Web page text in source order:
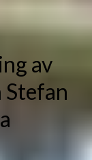
av
Stefan